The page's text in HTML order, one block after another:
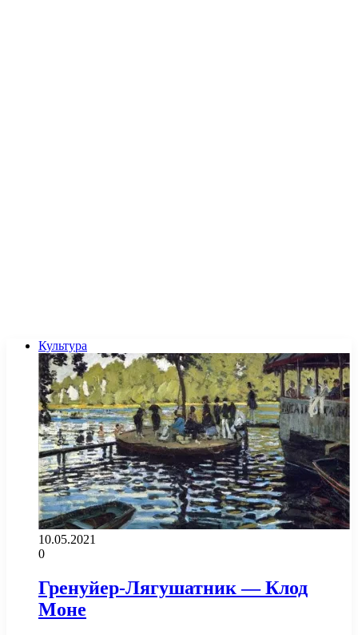
Культура
10.05.2021
0
Гренуйер-Лягушатник — Клод
Моне